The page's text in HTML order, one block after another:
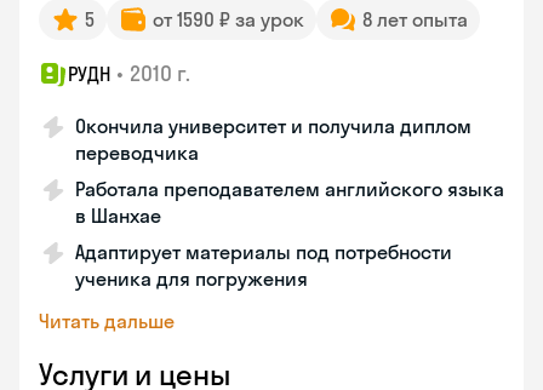
5 от 1590 ₽ за урок 8 лет опыта
РУДН • 2010 г.
Окончила университет и получила диплом
переводчика
Работала преподавателем английского языка
в Шанхае
Адаптирует материалы под потребности
ученика для погружения
Читать дальше
Услуги и цены